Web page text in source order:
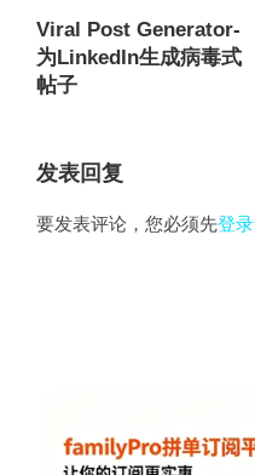
Viral Post Generator-
为LinkedIn生成病毒式
帖子
发表回复
要发表评论，您必须先登录